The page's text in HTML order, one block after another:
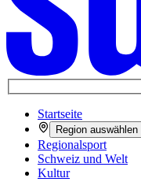
Startseite
Region auswählen
Regionalsport
Schweiz und Welt
Kultur